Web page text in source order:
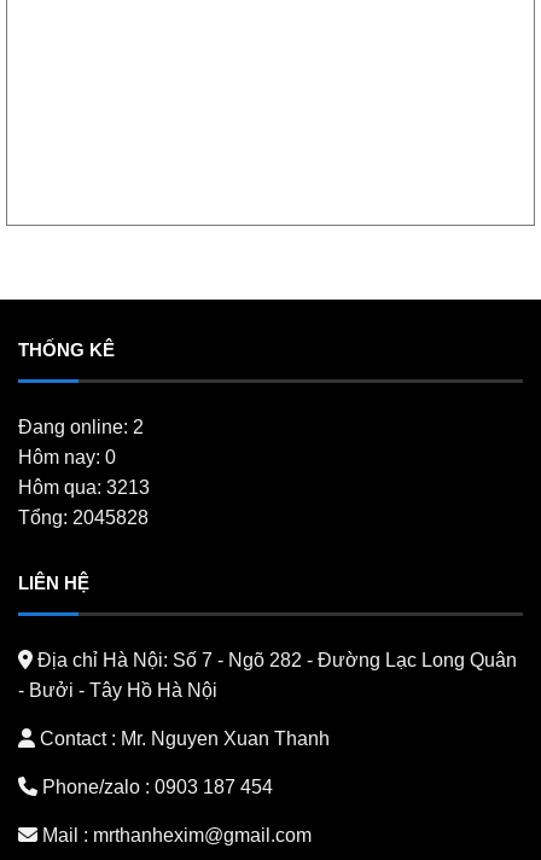
THỐNG KÊ
Đang online: 2
Hôm nay: 0
Hôm qua: 3213
Tổng: 2045828
LIÊN HỆ
Địa chỉ Hà Nội: Số 7 - Ngõ 282 - Đường Lạc Long Quân
- Bưởi - Tây Hồ Hà Nội
Contact : Mr. Nguyen Xuan Thanh
Phone/zalo : 0903 187 454
Mail : mrthanhexim@gmail.com